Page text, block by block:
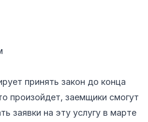
принять закон до конца
произойдет, заемщики смогут
заявки на эту услугу в марте